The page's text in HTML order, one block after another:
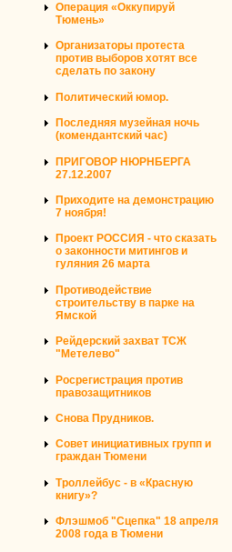
Операция «Оккупируй
Тюмень»
Организаторы протеста
против выборов хотят все
сделать по закону
Политический юмор.
Последняя музейная ночь
(комендантский час)
ПРИГОВОР НЮРНБЕРГА
27.12.2007
Приходите на демонстрацию
7 ноября!
Проект РОССИЯ - что сказать
о законности митингов и
гуляния 26 марта
Противодействие
строительству в парке на
Ямской
Рейдерский захват ТСЖ
"Метелево"
Росрегистрация против
правозащитников
Снова Прудников.
Совет инициативных групп и
граждан Тюмени
Троллейбус - в «Красную
книгу»?
Флэшмоб "Сцепка" 18 апреля
2008 года в Тюмени